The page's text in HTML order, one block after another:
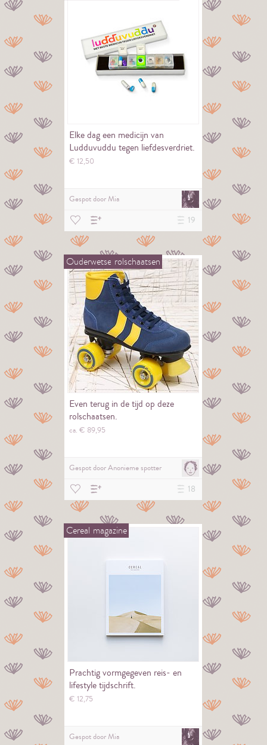
Elke dag een medicijn van
Ludduvuddu tegen liefdesverdriet.
€ 12,50
Gespot doorMia
19
Ouderwetse rolschaatsen
Even terug in de tijd op deze
rolschaatsen.
ca. € 89,95
Gespot doorAnonieme spotter
18
Cereal magazine
Prachtig vormgegeven reis- en
lifestyle tijdschrift.
€ 12,75
Gespot doorMia